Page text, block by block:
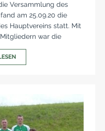
Versammlung des
am 25.09.20 die
Hauptvereins statt. Mit
war die